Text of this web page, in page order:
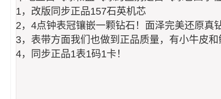
1，改版同步正品157石英机芯
2，4点钟表冠镶嵌一颗钻石！面泽完美还原真钻
3，表带方面我们也做到正品质量，有小牛皮和
4，同步正品1表1码1卡！